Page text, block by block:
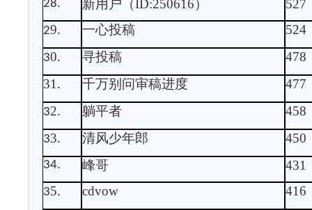
28. 新用户（ID:250616） 527
29. 一心投稿 524
30. 寻投稿
478
31. 千万别问审稿进度 477
32. 躺平者 458
33. 清风少年郎 450
34. 峰哥 431
35. cdvow 416